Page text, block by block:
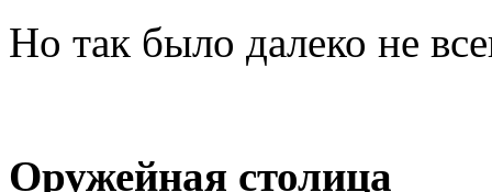
Но так было далеко не
Оружейная столица